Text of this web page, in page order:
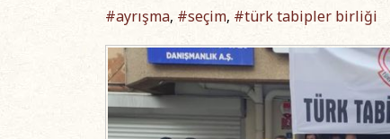
#ayrışma, #seçim, #türk tabipler birliği